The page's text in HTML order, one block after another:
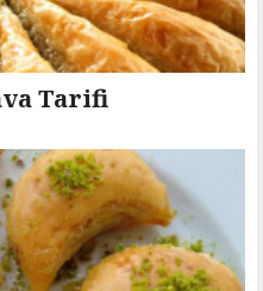
Tarifi